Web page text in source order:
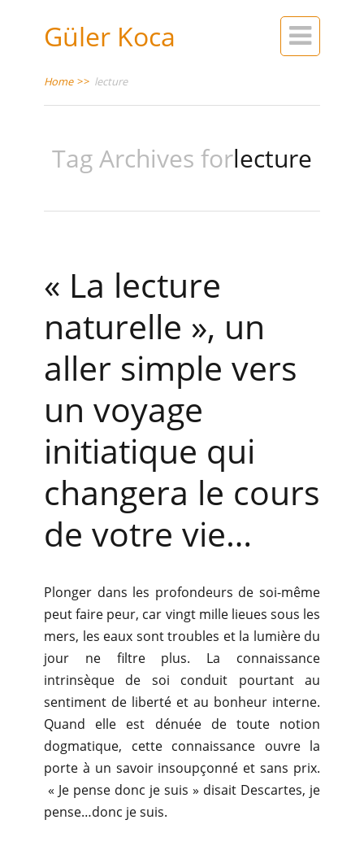
Güler Koca 
Home >> lecture
Tag Archives forlecture
« La lecture
naturelle », un
aller simple vers
un voyage
initiatique qui
changera le cours
de votre vie…
​Plonger dans les profondeurs de soi-même
peut faire peur, car vingt mille lieues sous les
mers, les eaux sont troubles et la lumière du
jour ne filtre plus. La connaissance
intrinsèque de soi conduit pourtant au
sentiment de liberté et au bonheur interne.
Quand elle est dénuée de toute notion
dogmatique, cette connaissance ouvre la
porte à un savoir insoupçonné et sans prix.
« Je pense donc je suis » disait Descartes, je
pense…donc je suis.